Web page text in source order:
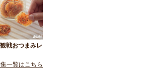
戦おつまみレ
集一覧はこちら